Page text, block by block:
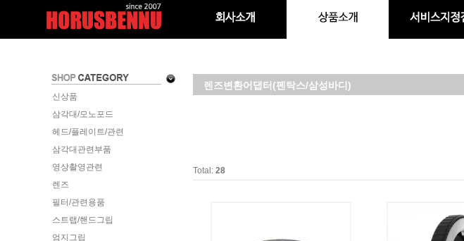
신상품
삼각대/모노포드
헤드/플레이트/관련
삼각대관련부품
영상촬영관련
렌즈
필터/관련용품
스트랩/핸드그립
엄지그립
렌즈변환어댑터(펜탁스/삼성바디)
Total: 28